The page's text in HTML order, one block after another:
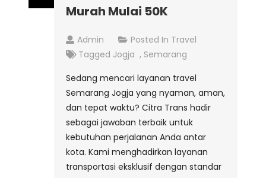
Murah Mulai 50K
Admin Posted In Travel
Tagged Jogja , Semarang
Sedang mencari layanan travel
Semarang Jogja yang nyaman, aman,
dan tepat waktu? Citra Trans hadir
sebagai jawaban terbaik untuk
kebutuhan perjalanan Anda antar
kota. Kami menghadirkan layanan
transportasi eksklusif dengan standar